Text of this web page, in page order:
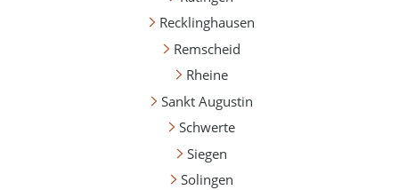
Recklinghausen
Remscheid
Rheine
Sankt Augustin
Schwerte
Siegen
Solingen